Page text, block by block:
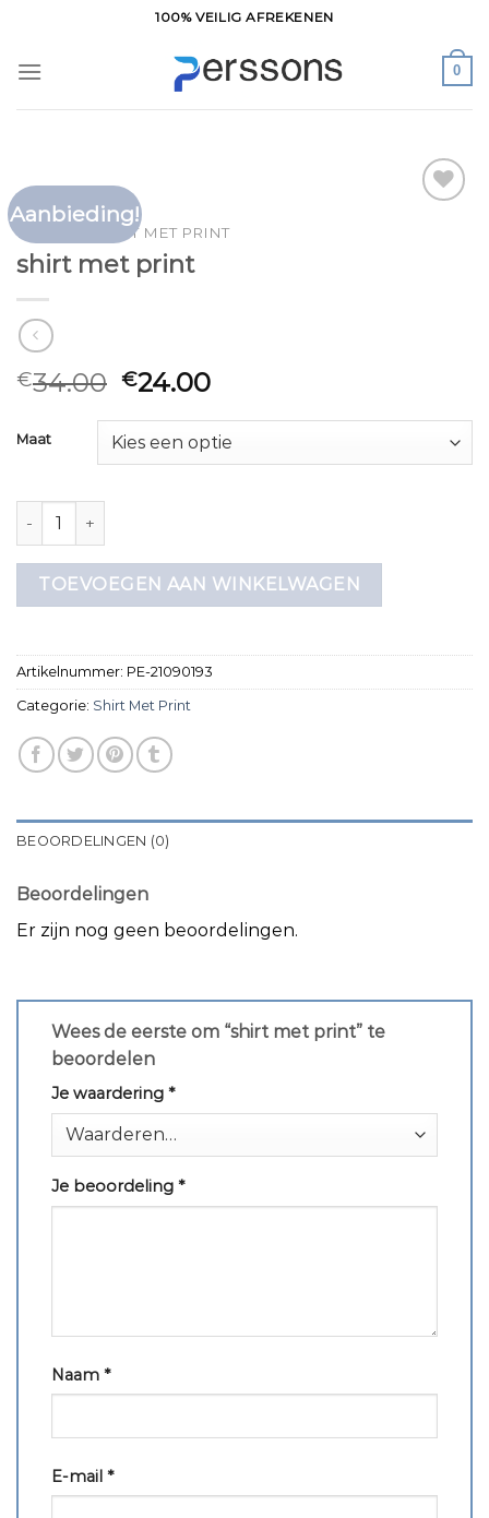
inhoud
100% VEILIG AFREKENEN
0
Aanbieding!
HOME SHIRT MET PRINT
shirt met print
€34.00 €24.00
Maat
shirt met print aantal
TOEVOEGEN AAN WINKELWAGEN
Artikelnummer: PE-21090193
Categorie: Shirt Met Print
BEOORDELINGEN (0)
Beoordelingen
Er zijn nog geen beoordelingen.
Wees de eerste om “shirt met print” te
beoordelen
Je waardering *
Je beoordeling *
Naam *
E-mail *